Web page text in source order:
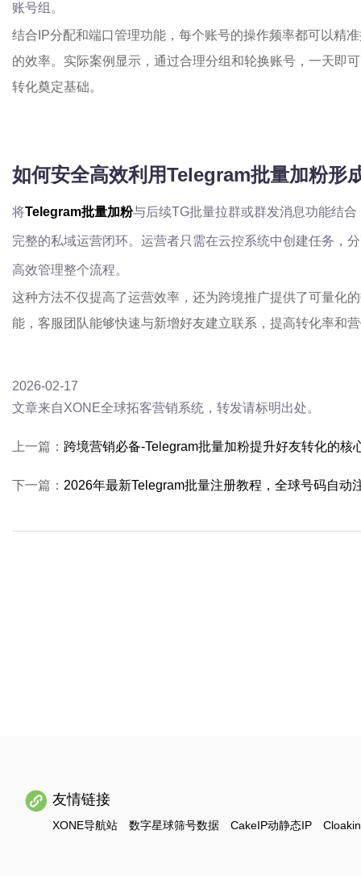
账号组。
结合IP分配和端口管理功能，每个账号的操作频率都可以精
的效率。实际案例显示，通过合理分组和轮换账号，一天即
转化奠定基础。
如何安全高效利用Telegram批量加粉形
将Telegram批量加粉与后续TG批量拉群或群发消息功能结
完整的私域运营闭环。运营者只需在云控系统中创建任务，
高效管理整个流程。
这种方法不仅提高了运营效率，还为跨境推广提供了可量化
能，客服团队能够快速与新增好友建立联系，提高转化率和
2026-02-17
文章来自XONE全球拓客营销系统，转发请标明出处。
上一篇： 跨境营销必备-Telegram批量加粉提升好友转化的核
下一篇： 2026年最新Telegram批量注册教程，全球号码自动
友情链接
XONE导航站 数字星球筛号数据 CakeIP动静态IP